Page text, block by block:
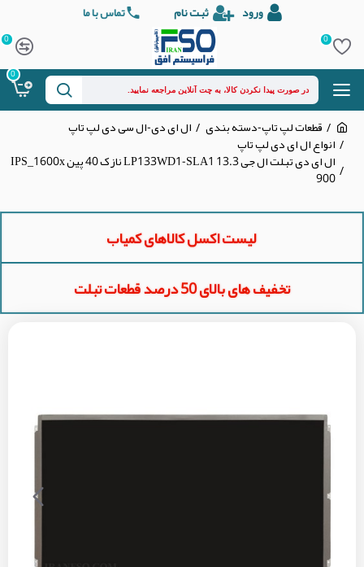
ورود ثبت نام تماس با ما
0
0
0
قطعات لپ تاپ-دسته بندی ال ای دی-ال سی دی لپ تاپ
انواع ال ای دی لپ تاپ
ال ای دی تبلت ال جی 13.3 LP133WD1-SLA1 نازک 40 پین IPS_1600x
900
لیست اکسل کالاهای کمیاب
تخفیف های بالای 50 درصد قطعات تبلت